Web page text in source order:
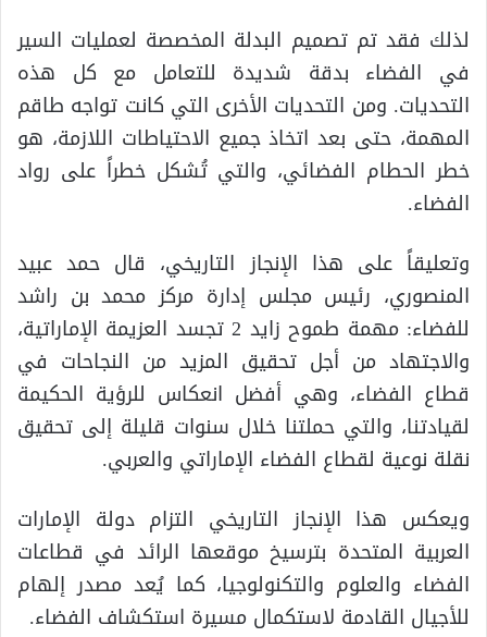
لذلك فقد تم تصميم البدلة المخصصة لعمليات السير
في الفضاء بدقة شديدة للتعامل مع كل هذه
التحديات. ومن التحديات الأخرى التي كانت تواجه طاقم
المهمة، حتى بعد اتخاذ جميع الاحتياطات اللازمة، هو
خطر الحطام الفضائي، والتي تُشكل خطراً على رواد
الفضاء.
وتعليقاً على هذا الإنجاز التاريخي، قال حمد عبيد
المنصوري، رئيس مجلس إدارة مركز محمد بن راشد
للفضاء: مهمة طموح زايد 2 تجسد العزيمة الإماراتية،
والاجتهاد من أجل تحقيق المزيد من النجاحات في
قطاع الفضاء، وهي أفضل انعكاس للرؤية الحكيمة
لقيادتنا، والتي حملتنا خلال سنوات قليلة إلى تحقيق
نقلة نوعية لقطاع الفضاء الإماراتي والعربي.
ويعكس هذا الإنجاز التاريخي التزام دولة الإمارات
العربية المتحدة بترسيخ موقعها الرائد في قطاعات
الفضاء والعلوم والتكنولوجيا، كما يُعد مصدر إلهام
للأجيال القادمة لاستكمال مسيرة استكشاف الفضاء.